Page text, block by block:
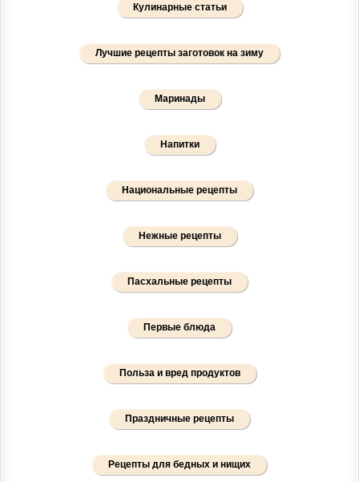
Кулинарные статьи
Лучшие рецепты заготовок на зиму
Маринады
Напитки
Национальные рецепты
Нежные рецепты
Пасхальные рецепты
Первые блюда
Польза и вред продуктов
Праздничные рецепты
Рецепты для бедных и нищих